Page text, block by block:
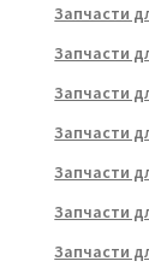
Запчасти
Запчасти
Запчасти
Запчасти
Запчасти
Запчасти
Запчасти